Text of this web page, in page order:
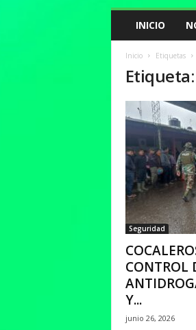
INICIO
Inicio Etiquetas
Seguridad
CONTROL
Y...
junio 26, 2026